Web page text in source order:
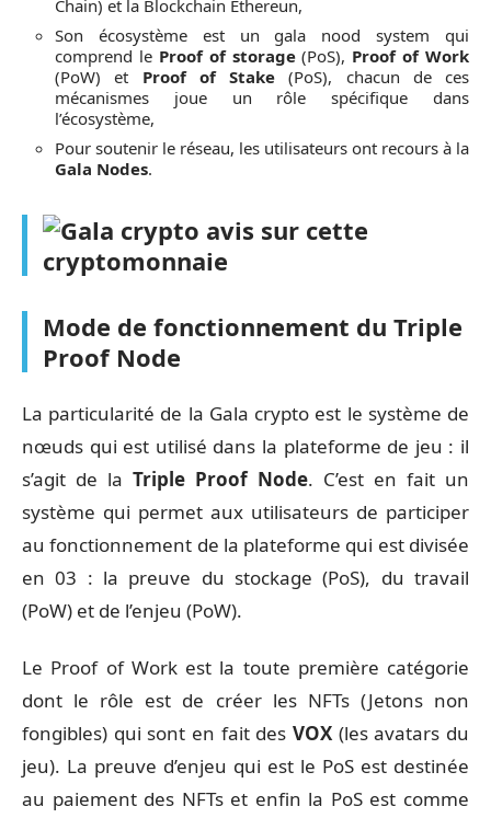
Chain) et la Blockchain Ethereun,
Son écosystème est un gala nood system qui
comprend le Proof of storage(PoS), Proof of Work
(PoW) et Proof of Stake (PoS), chacun de ces
mécanismes joue un rôle spécifique dans
l’écosystème,
Pour soutenir le réseau, les utilisateurs ont recours à la
Gala Nodes.
Mode de fonctionnement du Triple
Proof Node
La particularité de la Gala crypto est le système de
nœuds qui est utilisé dans la plateforme de jeu : il
s’agit de la Triple Proof Node. C’est en fait un
système qui permet aux utilisateurs de participer
au fonctionnement de la plateforme qui est divisée
en 03 : la preuve du stockage (PoS), du travail
(PoW) et de l’enjeu (PoW).
Le Proof of Work est la toute première catégorie
dont le rôle est de créer les NFTs (Jetons non
fongibles) qui sont en fait des VOX (les avatars du
jeu). La preuve d’enjeu qui est le PoS est destinée
au paiement des NFTs et enfin la PoS est comme